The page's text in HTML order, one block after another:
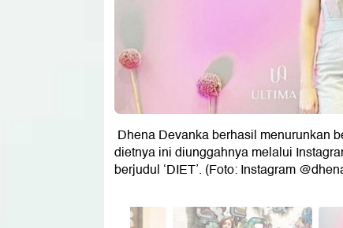
Dhena Devanka berhasil menurunkan
dietnya ini diunggahnya melalui
berjudul ‘DIET’. (Foto: Instagram